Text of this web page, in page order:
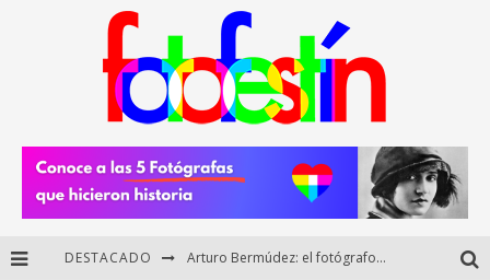
DESTACADO Regalos originales para amantes de la fotografía: ideas creativas y útiles